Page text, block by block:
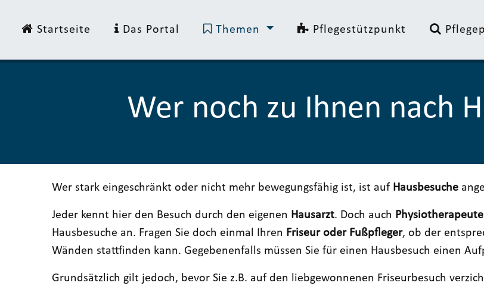
Startseite Das Portal Themen Pflegestützpunkt
Wer noch zu Ihnen nach
Wer stark eingeschränkt oder nicht mehr bewegungsfähig ist, ist auf Hausbesuche
Jeder kennt hier den Besuch durch den eigenen Hausarzt. Doch auch
Hausbesuche an. Fragen Sie doch einmal Ihren Friseur oder Fußpfleger, ob der
Wänden stattfinden kann. Gegebenenfalls müssen Sie für einen Hausbesuch einen
Grundsätzlich gilt jedoch, bevor Sie z.B. auf den liebgewonnenen Friseurbesuch